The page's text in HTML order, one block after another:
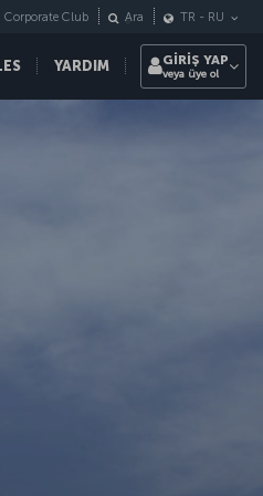
YARDIM
Corporate Club Ara TR - RU
GİRİŞ YAP
veya üye ol